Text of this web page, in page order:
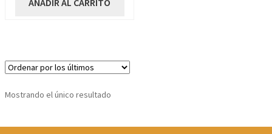
Mostrando el único resultado